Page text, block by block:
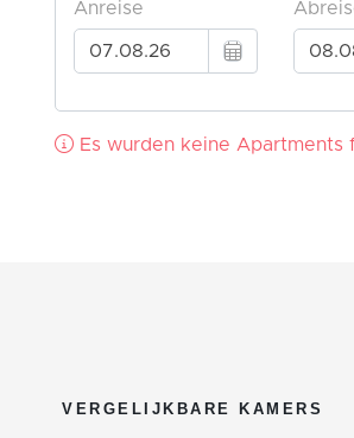
VERGELIJKBARE KAMERS